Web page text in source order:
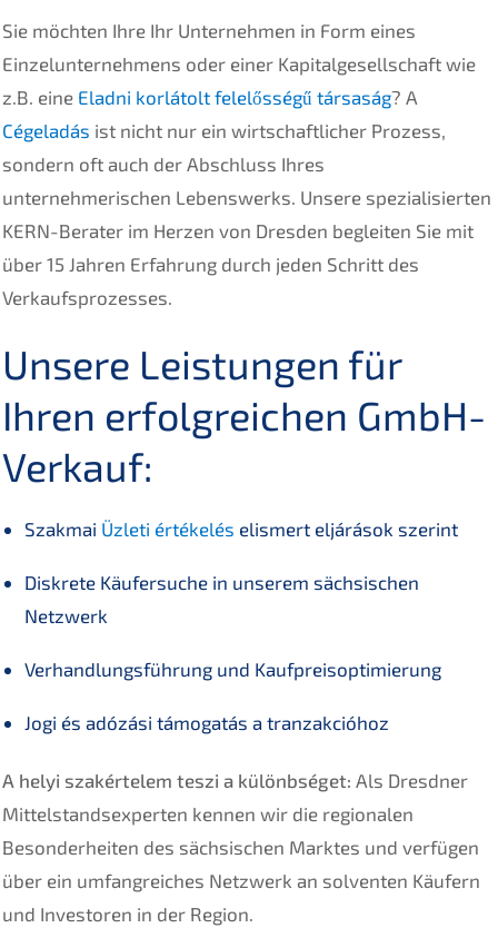
Sie möchten Ihre Ihr Unternehmen in Form eines
Einzelunternehmens oder einer Kapitalgesellschaft wie
z.B. eine Eladni korlátolt felelősségű társaság? A
Cégeladás ist nicht nur ein wirtschaftlicher Prozess,
sondern oft auch der Abschluss Ihres
unternehmerischen Lebenswerks. Unsere spezialisierten
KERN-Berater im Herzen von Dresden begleiten Sie mit
über 15 Jahren Erfahrung durch jeden Schritt des
Verkaufsprozesses.
Unsere Leistungen für
Ihren erfolgreichen GmbH-
Verkauf:
Szakmai Üzleti értékelés elismert eljárások szerint
Diskrete Käufersuche in unserem sächsischen
Netzwerk
Verhandlungsführung und Kaufpreisoptimierung
Jogi és adózási támogatás a tranzakcióhoz
A helyi szakértelem teszi a különbséget: Als Dresdner
Mittelstandsexperten kennen wir die regionalen
Besonderheiten des sächsischen Marktes und verfügen
über ein umfangreiches Netzwerk an solventen Käufern
und Investoren in der Region.